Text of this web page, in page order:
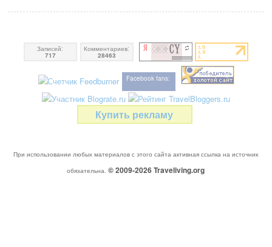
Записей:
717
Комментариев:
28463
Facebook fans:
Купить рекламу
При использовании любых материалов с этого сайта активная ссылка на источник
обязательна. © 2009-2026Traveliving.org